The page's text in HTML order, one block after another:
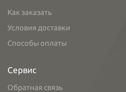
Как заказать
Условия доставки
Способы оплаты
Сервис
Обратная связь